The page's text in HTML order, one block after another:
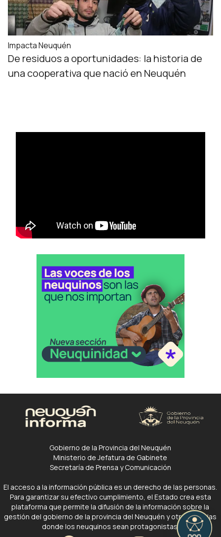
Impacta Neuquén
De residuos a oportunidades: la historia de
una cooperativa que nació en Neuquén
Gobierno de la Provincia del Neuquén
Ministerio de Jefatura de Gabinete
Secretaría de Prensa y Comunicación
El acceso a la información pública es un derecho de las personas.
Para garantizar su efectivo cumplimiento, el Estado crea esta
plataforma que permite la difusión de la información sobre la
gestión del gobierno de la provincia del Neuquén y otras noticias
donde los neuquinos sean protagonistas.